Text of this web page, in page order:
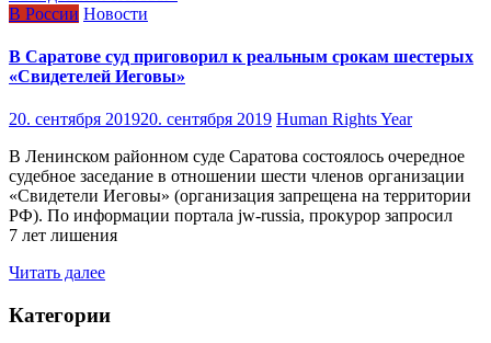
В России Новости
В Саратове суд приговорил к реальным срокам шестерых
«Свидетелей Иеговы»
20. сентября 201920. сентября 2019 Human Rights Year
В Ленинском районном суде Саратова состоялось очередное
судебное заседание в отношении шести членов организации
«Свидетели Иеговы» (организация запрещена на территории
РФ). По информации портала jw-russia, прокурор запросил
7 лет лишения
Читать далее
Категории